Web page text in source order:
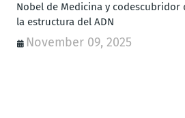
Nobel de Medicina y codescubridor
la estructura del ADN
November 09, 2025